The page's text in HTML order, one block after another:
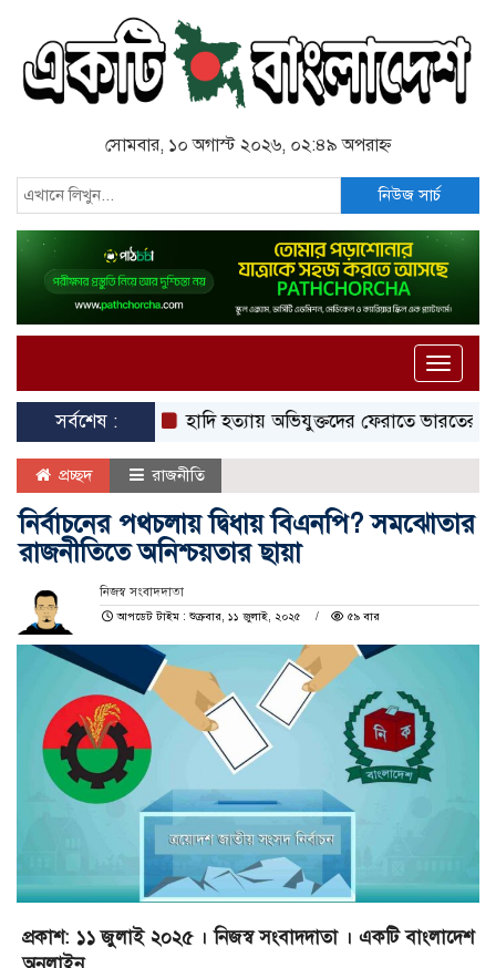
সোমবার, ১০ অগাস্ট ২০২৬, ০২:৪৯ অপরাহ্ন
নিউজ সার্চ
Toggle
সর্বশেষ :
হাদি হত্যায় অভিযুক্তদের ফেরাতে ভারতের প্রতি
প্রচ্ছদ রাজনীতি
নির্বাচনের পথচলায় দ্বিধায় বিএনপি? সমঝোতার
রাজনীতিতে অনিশ্চয়তার ছায়া
নিজস্ব সংবাদদাতা
আপডেট টাইম : শুক্রবার, ১১ জুলাই, ২০২৫
৫৯ বার
প্রকাশ: ১১ জুলাই ২০২৫ । নিজস্ব সংবাদদাতা । একটি বাংলাদেশ